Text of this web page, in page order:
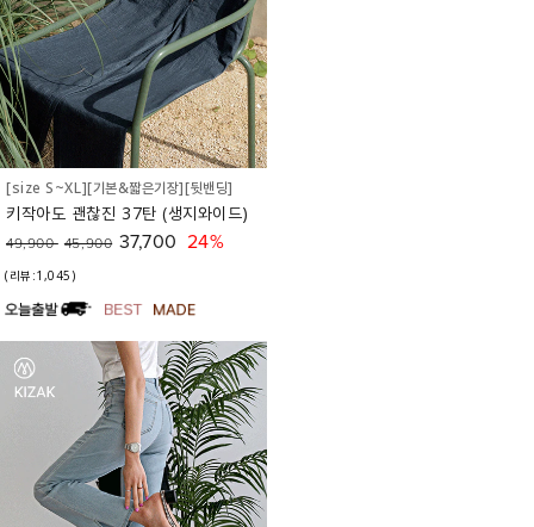
[size S~XL][기본&짧은기장][뒷밴딩]
키작아도 괜찮진 37탄 (생지와이드)
49,900 45,900 37,700 24%
(리뷰:1,045)